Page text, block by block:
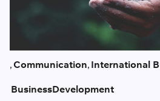
,Communication, International
BusinessDevelopment